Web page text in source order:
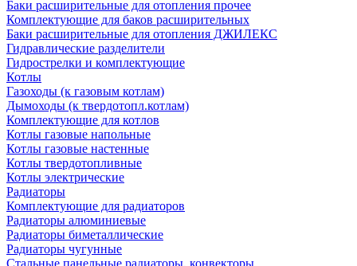
Баки расширительные для отопления прочее
Комплектующие для баков расширительных
Баки расширительные для отопления ДЖИЛЕКС
Гидравлические разделители
Гидрострелки и комплектующие
Котлы
Газоходы (к газовым котлам)
Дымоходы (к твердотопл.котлам)
Комплектующие для котлов
Котлы газовые напольные
Котлы газовые настенные
Котлы твердотопливные
Котлы электрические
Радиаторы
Комплектующие для радиаторов
Радиаторы алюминиевые
Радиаторы биметаллические
Радиаторы чугунные
Стальные панельные радиаторы, конвекторы